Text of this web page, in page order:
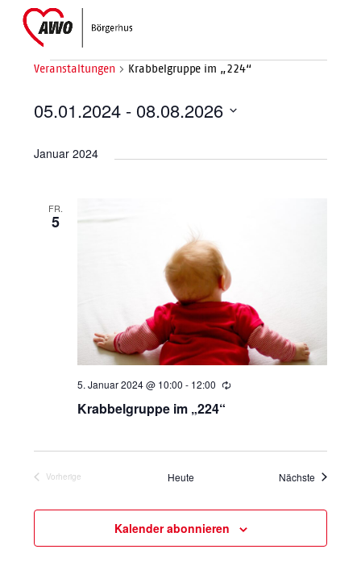
SkipOpen
mobile
menu
Close
mobile
menu
V
e
r
t
u
Veranstaltungen Krabbelgruppe im „224“
05.01.2024 - 08.08.2026
wählen.
Januar 2024
FR.
5
Krabbelgruppe im „224“
5. Januar 2024 @ 10:00 - 12:00 Wiederholung
Vorherige
Heute Nächste
Kalender abonnieren